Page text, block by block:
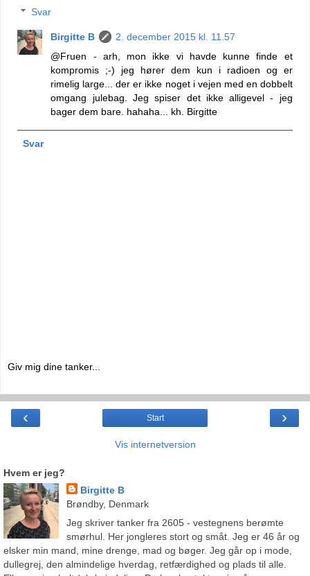
Svar
Birgitte B
2. december 2015 kl. 11.57
@Fruen - arh, mon ikke vi havde kunne finde et
kompromis ;-) jeg hører dem kun i radioen og er
rimelig large... der er ikke noget i vejen med en dobbelt
omgang julebag. Jeg spiser det ikke alligevel - jeg
bager dem bare. hahaha... kh. Birgitte
Svar
Giv mig dine tanker...
‹ ›
Start
Vis internetversion
Hvem er jeg?
Birgitte B
Brøndby, Denmark
Jeg skriver tanker fra 2605 - vestegnens berømte
smørhul. Her jongleres stort og småt. Jeg er 46 år og
elsker min mand, mine drenge, mad og bøger. Jeg går op i mode,
dullegrej, den almindelige hverdag, retfærdighed og plads til alle.